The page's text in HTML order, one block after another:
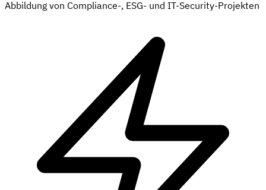
Abbildung von Compliance-, ESG- und IT-Security-Projekten